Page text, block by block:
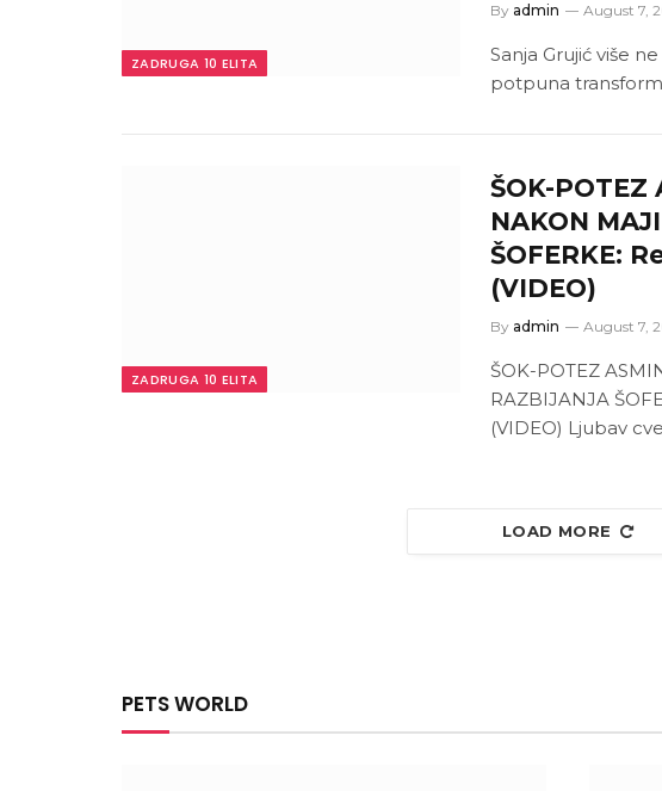
ZADRUGA 10 ELITA
By admin August 7,
Sanja Grujić više
potpuna
ZADRUGA 10 ELITA
ŠOK-POTEZ
NAKON
ŠOFERKE:
(VIDEO)
By admin August 7,
ŠOK-POTEZ
RAZBIJANJA
(VIDEO) Ljubav
LOAD MORE
PETS WORLD